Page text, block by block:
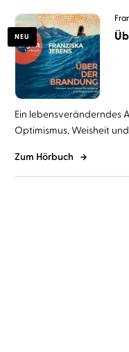
NEU
Ein lebensveränderndes
Optimismus, Weisheit und
Zum Hörbuch